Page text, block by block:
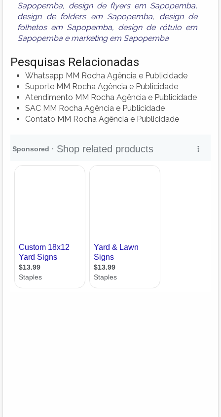
Sapopemba, design de flyers em Sapopemba,
design de folders em Sapopemba, design de
folhetos em Sapopemba, design de rótulo em
Sapopemba e marketing em Sapopemba
Pesquisas Relacionadas
Whatsapp MM Rocha Agência e Publicidade
Suporte MM Rocha Agência e Publicidade
Atendimento MM Rocha Agência e Publicidade
SAC MM Rocha Agência e Publicidade
Contato MM Rocha Agência e Publicidade